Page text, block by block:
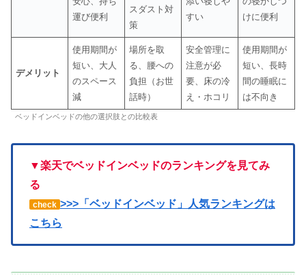
運び便利
スダスト対
策
すい
けに便利
デメリット
使用期間が
短い、大人
のスペース
減
場所を取
る、腰への
負担（お世
話時）
安全管理に
注意が必
要、床の冷
え・ホコリ
使用期間が
短い、長時
間の睡眠に
は不向き
ベッドインベッドの他の選択肢との比較表
▼楽天でベッドインベッドのランキングを見てみ
る
check >>>「ベッドインベッド」人気ランキングは
こちら